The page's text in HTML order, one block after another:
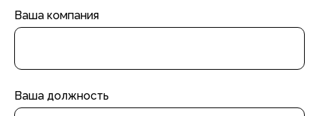
Ваша компания
Ваша должность